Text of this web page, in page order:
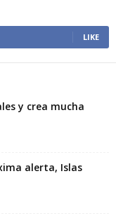
LIKE
y crea mucha
alerta, Islas